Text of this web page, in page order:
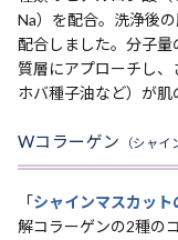
Na）を配合。洗浄後
配合しました。分子
質層にアプローチし、
ホバ種子油など）が肌
Wコラーゲン （シャイ
「シャインマスカット
解コラーゲンの2種の